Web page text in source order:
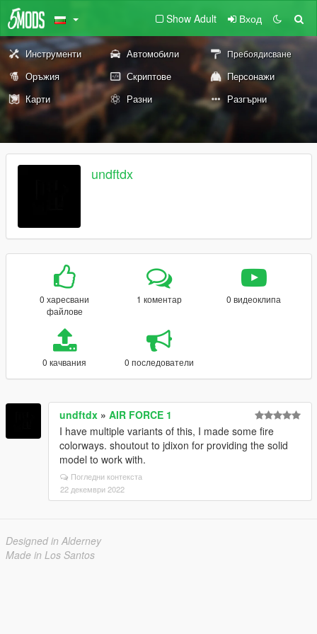
Show Adult Вход
Инструменти Автомобили Пребоядисване
Оръжия Скриптове
Персонажи
Карти
Разни Разгърни
undftdx
0 харесвани
файлове
1 коментар 0 видеоклипа
0 качвания 0 последователи
undftdx » AIR FORCE 1
I have multiple variants of this, I made some fire
colorways. shoutout to jdixon for providing the solid
model to work with.
Погледни контекста
22 декември 2022
Designed in Alderney
Made in Los Santos